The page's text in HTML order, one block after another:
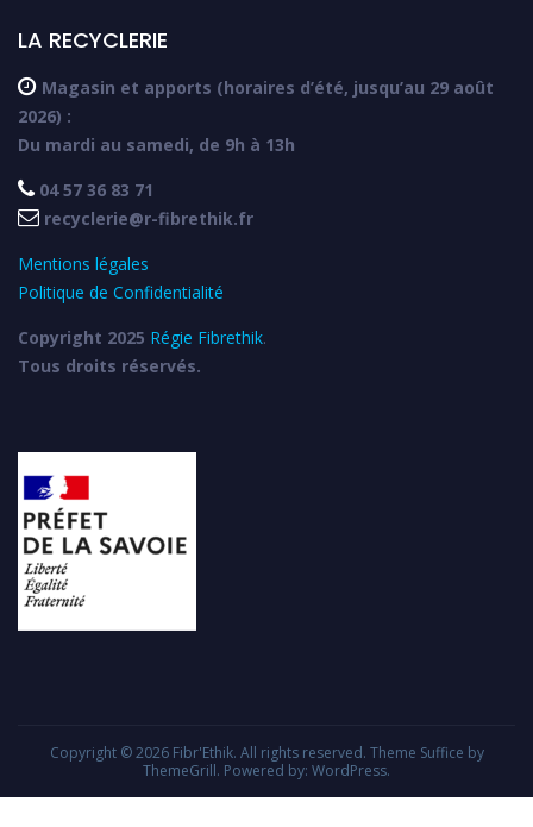
LA RECYCLERIE
 Magasin et apports (horaires d’été, jusqu’au 29 août
2026) :
Du mardi au samedi, de 9h à 13h
 04 57 36 83 71
 recyclerie@r-fibrethik.fr
Mentions légales
Politique de Confidentialité
Copyright 2025 Régie Fibrethik.
Tous droits réservés.
Copyright © 2026 Fibr'Ethik. All rights reserved. Theme Suffice by
ThemeGrill. Powered by: WordPress.